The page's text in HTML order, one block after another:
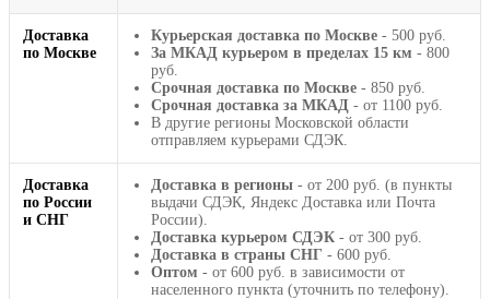
Доставка
по Москве
Курьерская доставка по Москве - 500 руб.
За МКАД курьером в пределах 15 км - 800
руб.
Срочная доставка по Москве - 850 руб.
Срочная доставка за МКАД - от 1100 руб.
В другие регионы Московской области
отправляем курьерами СДЭК.
Доставка
по России
и СНГ
Доставка в регионы - от 200 руб. (в пункты
выдачи СДЭК, Яндекс Доставка или Почта
России).
Доставка курьером СДЭК - от 300 руб.
Доставка в страны СНГ - 600 руб.
Оптом - от 600 руб. в зависимости от
населенного пункта (уточнить по телефону).